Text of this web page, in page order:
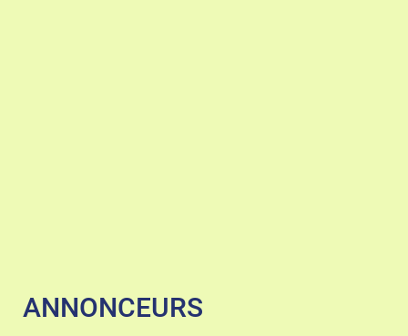
ANNONCEURS